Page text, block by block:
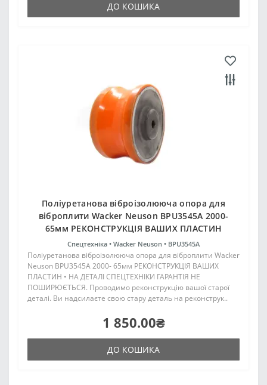
ДО КОШИКА
Поліуретанова віброізолююча опора для
віброплити Wacker Neuson BPU3545A 2000-
65мм РЕКОНСТРУКЦІЯ ВАШИХ ПЛАСТИН
Спецтехніка • Wacker Neuson • BPU3545A
Поліуретанова віброізолююча опора для віброплити Wacker
Neuson BPU3545A 2000- 65мм РЕКОНСТРУКЦІЯ ВАШИХ
ПЛАСТИН • НА ДЕТАЛІ СПЕЦТЕХНІКИ ГАРАНТІЯ НЕ
ПОШИРЮЄТЬСЯ. Проводимо реконструкцію вашої старої
деталі. Ви надсилаєте свою стару деталь на реконструк..
1 850.00₴
ДО КОШИКА